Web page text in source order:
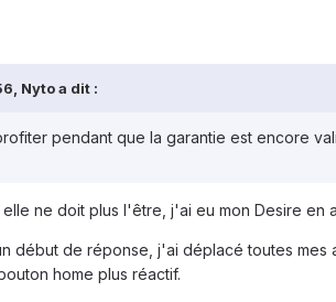
Nyto a dit :
pendant que la garantie est encore
ne doit plus l'être, j'ai eu mon Desire en
début de réponse, j'ai déplacé toutes mes
home plus réactif.